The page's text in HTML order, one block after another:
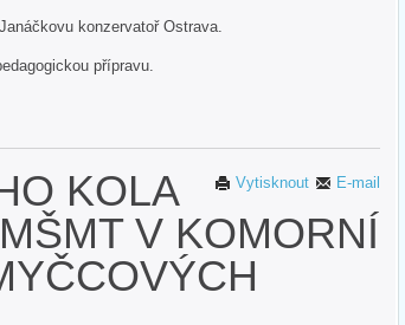
konzervatoř Ostrava.
přípravu.
E-mail
Vytisknout
KOLA
V KOMORNÍ